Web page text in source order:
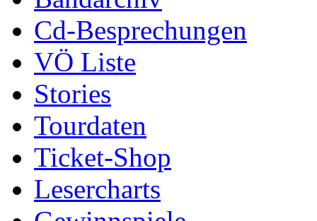
Cd-Besprechungen
VÖ Liste
Stories
Tourdaten
Ticket-Shop
Lesercharts